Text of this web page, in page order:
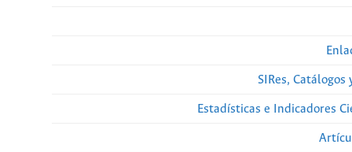
SIRes, Catálogos
Estadísticas e Indicadores